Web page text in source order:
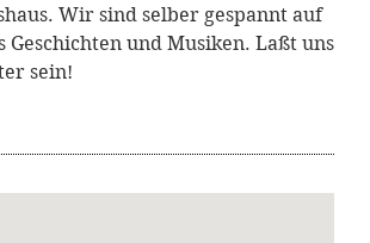
Wir sind selber gespannt auf
Geschichten und Musiken. Laßt uns
sein!